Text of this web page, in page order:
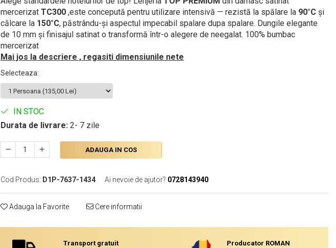
mercerizat TC300 ,este concepută pentru utilizare intensivă — rezistă la spălare la 90°C și
călcare la 150°C, păstrându-și aspectul impecabil spalare dupa spalare. Dungile elegante
de 10 mm și finisajul satinat o transformă într-o alegere de neegalat. 100% bumbac
mercerizat
Mai jos la descriere , regasiti dimensiunile nete
Selecteaza:
IN STOC
Durata de livrare: 2- 7 zile
ADAUGA IN COS
Cod Produs: D1P-7637-1434 Ai nevoie de ajutor? 0728143940
Adauga la Favorite Cere informatii
Transport gratuit Producator ROMAN